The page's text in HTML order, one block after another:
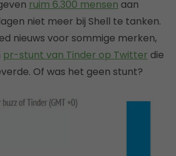
ruim 6.300 mensen aan
niet meer bij Shell te tanken.
nieuws voor sommige merken,
pr-stunt van Tinder op Twitter die
Of was het geen stunt?